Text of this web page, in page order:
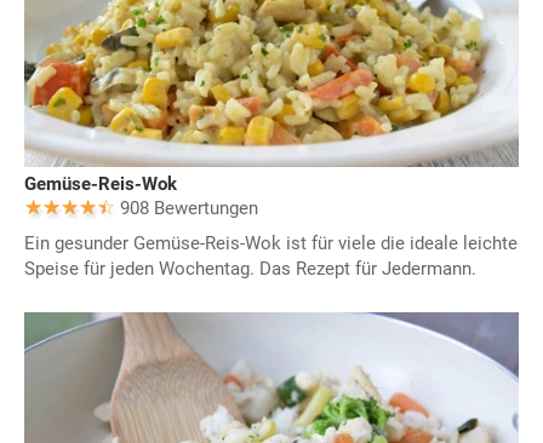
Gemüse-Reis-Wok
908 Bewertungen
Ein gesunder Gemüse-Reis-Wok ist für viele die ideale leichte
Speise für jeden Wochentag. Das Rezept für Jedermann.